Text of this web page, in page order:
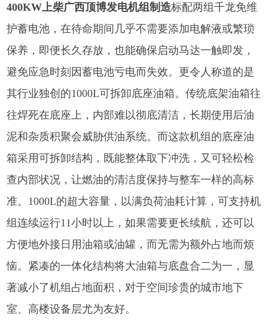
400KW上柴广西顶博发电机组制造标配两组千龙免维
护蓄电池，在待命期间几乎不需要添加电解液或繁琐
保养，即便长久存放，也能确保启动马达一触即发，
避免应急时刻因蓄电池亏电而失效。更令人称道的是
其行业独创的1000L可拆卸底座油箱。传统底架油箱往
往焊死在底座上，内部难以彻底清洁，长期使用后油
泥和杂质积聚会威胁供油系统。而这款机组的底座油
箱采用可拆卸结构，既能整体取下冲洗，又可轻松检
查内部状况，让燃油的清洁度保持与整车一样的高标
准。1000L的超大容量，以满负荷油耗计算，可支持机
组连续运行11小时以上，如果需要更长续航，还可以
方便地外接日用油箱或油罐，而无需为额外占地而烦
恼。紧凑的一体化结构将大油箱与底盘合二为一，显
著减小了机组占地面积，对于空间珍贵的城市地下
室、高楼设备层尤为友好。